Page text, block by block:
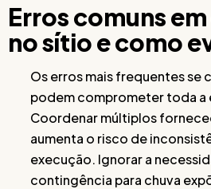
Erros comuns
no sítio e como
Os erros mais frequentes se
podem comprometer toda a
Coordenar múltiplos
aumenta o risco de
execução. Ignorar a
contingência para chuva